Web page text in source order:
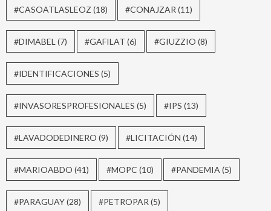
#CASOATLASLEOZ (18) #CONAJZAR (11)
#DIMABEL (7) #GAFILAT (6) #GIUZZIO (8)
#IDENTIFICACIONES (5)
#INVASORESPROFESIONALES (5) #IPS (13)
#LAVADODEDINERO (9) #LICITACIÓN (14)
#MARIOABDO (41) #MOPC (10) #PANDEMIA (5)
#PARAGUAY(28) #PETROPAR (5)